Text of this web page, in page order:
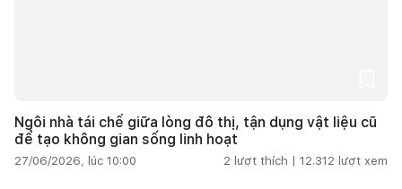
Ngôi nhà tái chế giữa lòng đô thị, tận dụng vật liệu cũ
để tạo không gian sống linh hoạt
27/06/2026, lúc 10:00 2 lượt thích | 12.312 lượt xem